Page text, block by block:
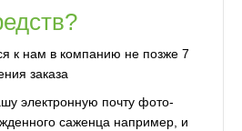
к нам в компанию не позже 7
заказа
электронную почту фото-
саженца например, и